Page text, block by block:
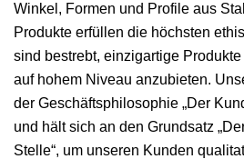
Winkel, Formen und Profile aus
Produkte erfüllen die höchsten
sind bestrebt, einzigartige
auf hohem Niveau anzubieten.
der Geschäftsphilosophie „Der
und hält sich an den Grundsatz
Stelle“, um unseren Kunden